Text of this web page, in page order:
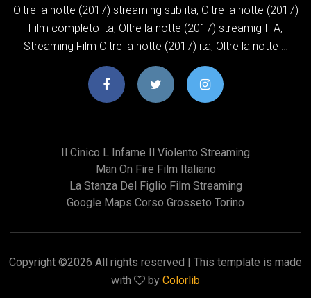
Oltre la notte (2017) streaming sub ita, Oltre la notte (2017)
Film completo ita, Oltre la notte (2017) streamig ITA,
Streaming Film Oltre la notte (2017) ita, Oltre la notte …
Il Cinico L Infame Il Violento Streaming
Man On Fire Film Italiano
La Stanza Del Figlio Film Streaming
Google Maps Corso Grosseto Torino
Copyright ©2026 All rights reserved | This template is made
with
by Colorlib